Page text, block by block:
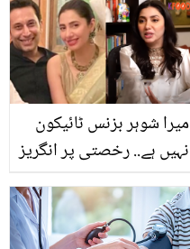
میرا شوہر بزنس ٹائیکون
نہیں ہے.. رخصتی پر انگریز
ماہرہ خان کے شوہر کے
متعلق نئے انکشافات